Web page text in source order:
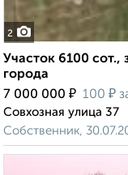
2
Участок 6100 сот.,
города
7 000 000 ₽ 100 ₽
Совхозная улица 37
Собственник,